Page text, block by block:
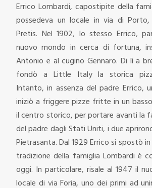
Errico Lombardi, capostipite della
possedeva un locale in via di Porto,
Pretis. Nel 1902, lo stesso Errico,
nuovo mondo in cerca di fortuna,
Antonio e al cugino Gennaro. Di lì a
fondò a Little Italy la storica
Intanto, in assenza del padre Errico,
iniziò a friggere pizze fritte in un
il centro storico, per portare avanti la
del padre dagli Stati Uniti, i due
Pietrasanta. Dal 1929 Errico si spostò
tradizione della famiglia Lombardi è
oggi. In particolare, risale al 1947 il
locale di via Foria, uno dei primi ad